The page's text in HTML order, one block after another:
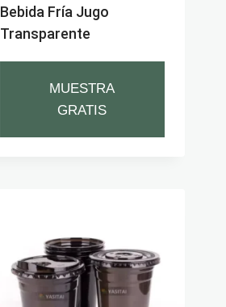
Bebida Fría Jugo
Transparente
MUESTRA
GRATIS